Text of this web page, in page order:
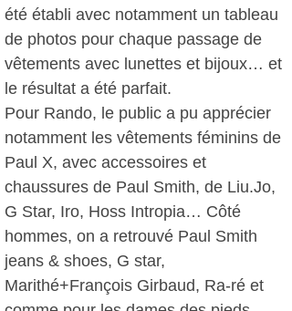
été établi avec notamment un tableau
de photos pour chaque passage de
vêtements avec lunettes et bijoux… et
le résultat a été parfait.
Pour Rando, le public a pu apprécier
notamment les vêtements féminins de
Paul X, avec accessoires et
chaussures de Paul Smith, de Liu.Jo,
G Star, Iro, Hoss Intropia… Côté
hommes, on a retrouvé Paul Smith
jeans & shoes, G star,
Marithé+François Girbaud, Ra-ré et